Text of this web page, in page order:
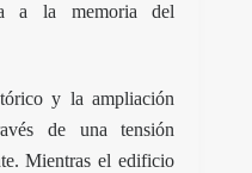
a la memoria del
y la ampliación
de una tensión
Mientras el edificio